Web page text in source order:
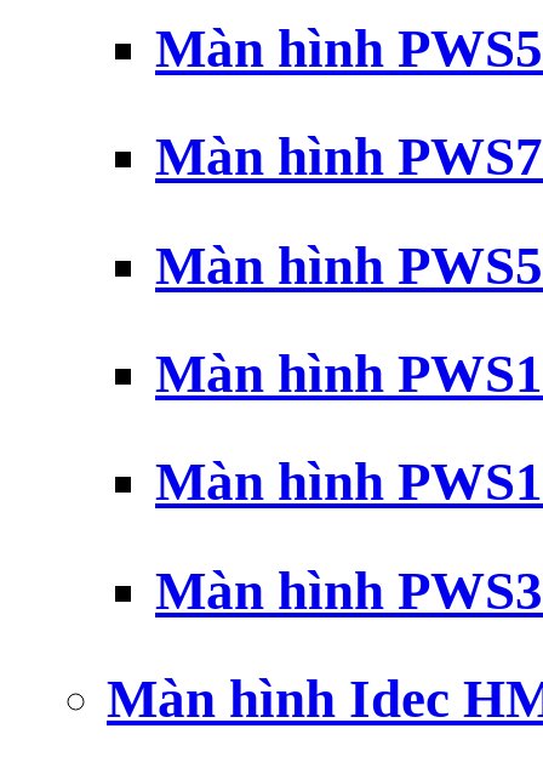
Màn hình
Màn hình
Màn hình
Màn hình
Màn hình
Màn hình
Màn hình Idec